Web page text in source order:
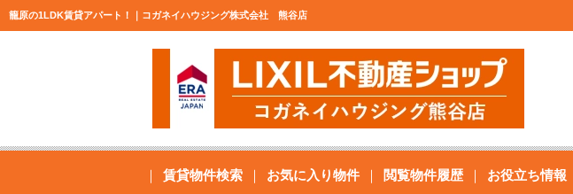
籠原の1LDK賃貸アパート！｜コガネイハウジング株式会社 熊谷店
賃貸物件検索 お気に入り物件 閲覧物件履歴 お役立ち情報